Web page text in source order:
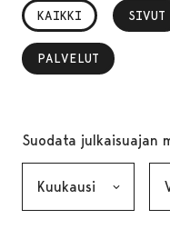
KAIKKI SIVUT
,
PALVELUT
, VALITTU
Suodata julkaisuajan